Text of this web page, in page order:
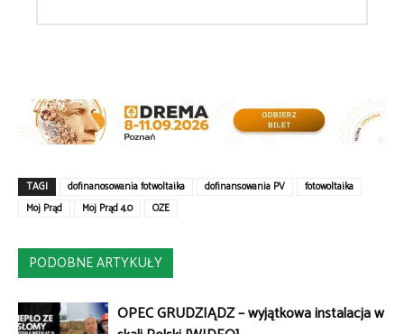
TAGI dofinanosowania fotwoltaika dofinansowania PV
fotowoltaika
Mój Prąd
Mój Prąd 4.0 OZE
PODOBNE ARTYKUŁY
OPEC GRUDZIĄDZ – wyjątkowa instalacja w